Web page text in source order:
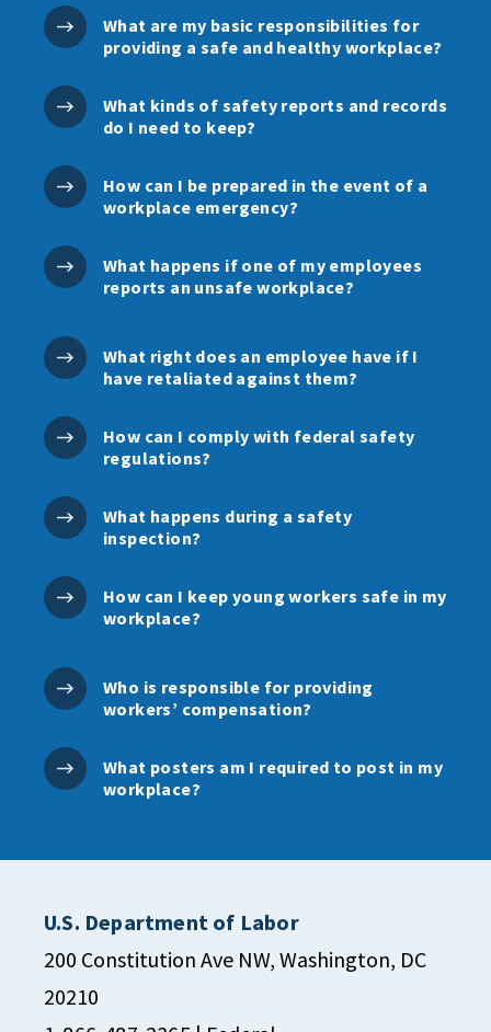
What are my basic responsibilities for
providing a safe and healthy workplace?
What kinds of safety reports and records
do I need to keep?
How can I be prepared in the event of a
workplace emergency?
What happens if one of my employees
reports an unsafe workplace?
What right does an employee have if I
have retaliated against them?
How can I comply with federal safety
regulations?
What happens during a safety
inspection?
How can I keep young workers safe in my
workplace?
Who is responsible for providing
workers’ compensation?
What posters am I required to post in my
workplace?
U.S. Department of Labor
200 Constitution Ave NW, Washington, DC
20210